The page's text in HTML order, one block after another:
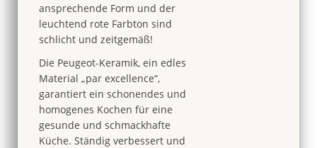
ansprechende Form und der
leuchtend rote Farbton sind
schlicht und zeitgemäß!
Die Peugeot-Keramik, ein edles
Material „par excellence“,
garantiert ein schonendes und
homogenes Kochen für eine
gesunde und schmackhafte
Küche. Ständig verbessert und